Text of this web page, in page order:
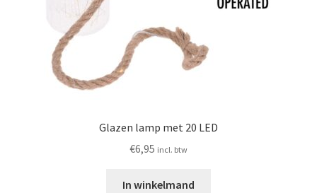
Glazen lamp met 20 LED
€6,95 incl. btw
In winkelmand